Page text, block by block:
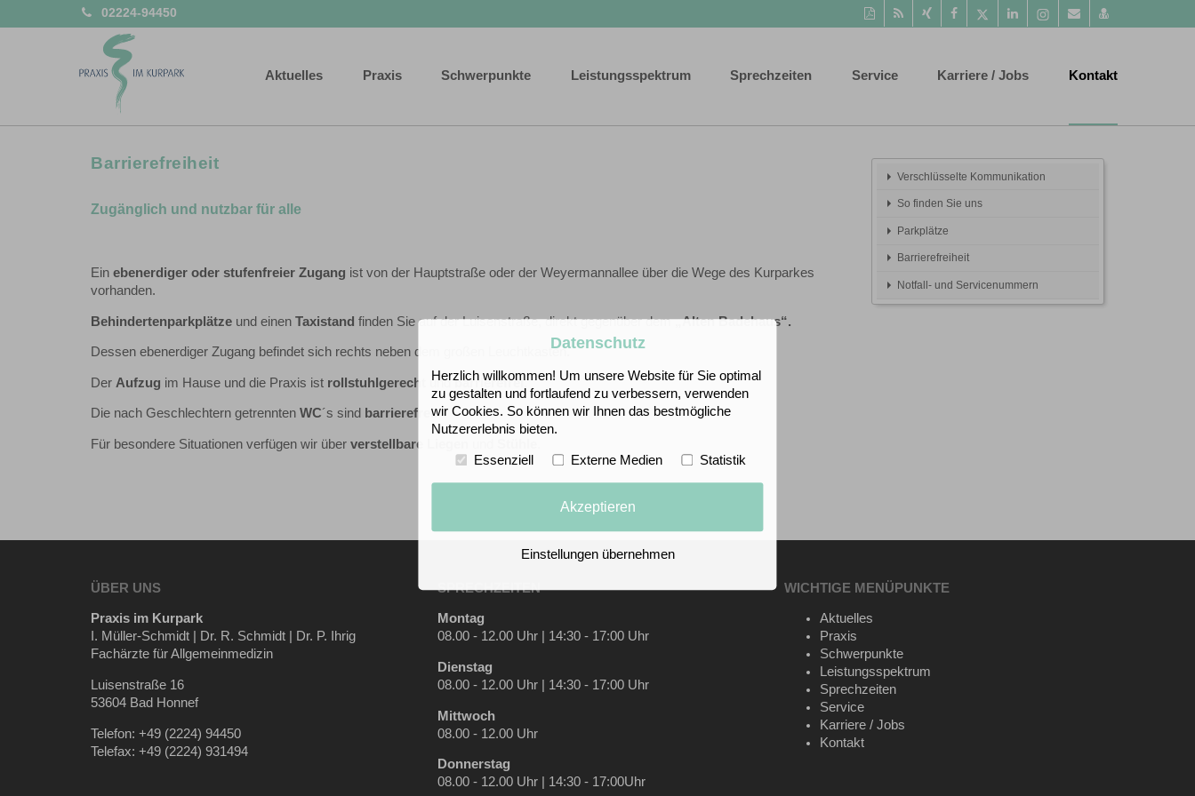
02224-94450
Diese
Seite
drucken
RSS-
Feed
Auf
Xing
Auf
Facebook
Twitter
Auf
LinkedIn
Instagram-
Seite
Per
Mail
vCard
speichern
Aktuelles Praxis Schwerpunkte Leistungsspektrum Sprechzeiten Service Karriere / Jobs Kontakt
Barrierefreiheit
Zugänglich und nutzbar für alle
Ein ebenerdiger oder stufenfreier Zugang ist von der Hauptstraße oder der Weyermannallee über die Wege des Kurparkes
vorhanden.
Behindertenparkplätze und einen Taxistand finden Sie auf der Luisenstraße, direkt gegenüber dem„Alten Badehaus“.
Dessen ebenerdiger Zugang befindet sich rechts neben dem großen Leuchtkasten.
Der Aufzug im Hause und die Praxis ist rollstuhlgerecht undbarrierefrei.
Die nach Geschlechtern getrennten WC´s sind barrierefrei.
Für besondere Situationen verfügen wir über verstellbare Liegen
Verschlüsselte Kommunikation
So finden Sie uns
Parkplätze
Barrierefreiheit
Notfall- und Servicenummern
ÜBER UNS
Praxis im Kurpark
I. Müller-Schmidt | Dr. R. Schmidt | Dr. P. Ihrig
Fachärzte für Allgemeinmedizin
Luisenstraße 16
53604 Bad Honnef
Telefon: +49 (2224) 94450
Telefax: +49 (2224) 931494
SPRECHZEITEN
Montag
08.00 - 12.00 Uhr | 14:30 - 17:00 Uhr
Dienstag
08.00 - 12.00 Uhr | 14:30 - 17:00 Uhr
Mittwoch
08.00 - 12.00 Uhr
Donnerstag
08.00 - 12.00 Uhr | 14:30 - 17:00Uhr
WICHTIGE MENÜPUNKTE
Aktuelles
Praxis
Schwerpunkte
Leistungsspektrum
Sprechzeiten
Service
Karriere / Jobs
Kontakt
Datenschutz
Herzlich willkommen! Um unsere Website für Sie optimal
zu gestalten und fortlaufend zu verbessern, verwenden
wir Cookies. So können wir Ihnen das bestmögliche
Nutzererlebnis bieten.
Essenziell Externe Medien Statistik
Akzeptieren
Einstellungen übernehmen